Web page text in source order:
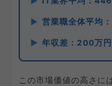
営業職全体平均
年収差：200万
この市場価値の高さに